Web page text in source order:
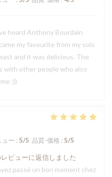
heard Anthony Bourdain
my favourite from my solo
and it was delicious. The
with other people who also
:))
ュー : 5/5 品質-価格 : 5/5
ビューに返信しました
passé un bon moment chez